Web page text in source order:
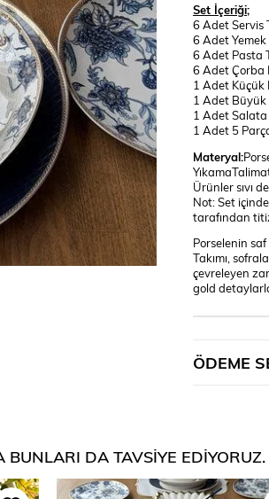
Set İçeriği;
6 Adet Servis
6 Adet
6 Adet Pasta
6 Adet Çorba
1 Adet Küçük
1 Adet Büyük
1 Adet Salata
1 Adet 5
Materyal:
Ürünler sıvı
Not: Set
tarafından
Porselenin
Takımı,
çevreleyen
gold
ÖDEME
DA TAVSIYE EDIYORUZ.